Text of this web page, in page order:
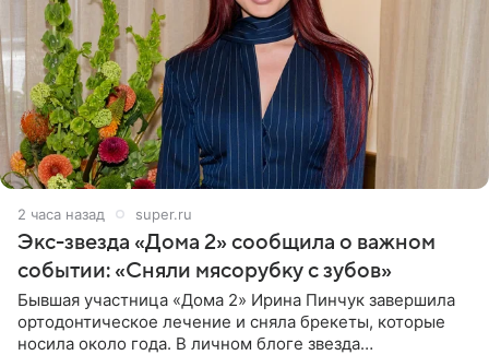
2 часа назад super.ru
Экс-звезда «Дома 2» сообщила о важном
событии: «Сняли мясорубку с зубов»
Бывшая участница «Дома 2» Ирина Пинчук завершила
ортодонтическое лечение и сняла брекеты, которые
носила около года. В личном блоге звезда